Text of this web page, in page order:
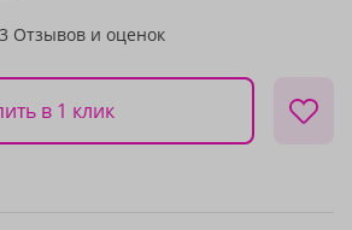
Отзывов и оценок
в 1 клик